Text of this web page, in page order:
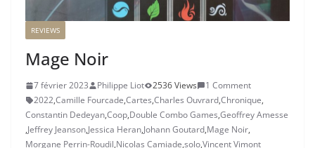
REVIEWS
Mage Noir
7 février 2023 Philippe Liot 2536 Views
1 Comment
2022,Camille Fourcade,Cartes,Charles Ouvrard,Chronique,
Constantin Dedeyan,Coop,Double Combo Games,Geoffrey Amesse
,Jeffrey Jeanson,Jessica Heran,Johann Goutard,Mage Noir,
Morgane Perrin-Roudil,Nicolas Camiade,solo,Vincent Vimont